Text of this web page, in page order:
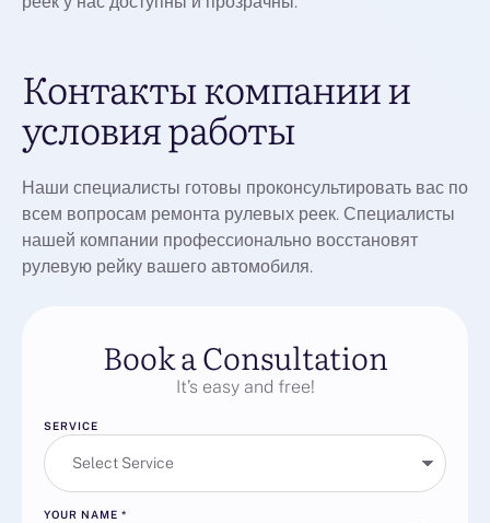
Контакты компании и
условия работы
Наши специалисты готовы проконсультировать вас по
всем вопросам ремонта рулевых реек. Специалисты
нашей компании профессионально восстановят
рулевую рейку вашего автомобиля.
Book a Consultation
It’s easy and free!
SERVICE
YOUR NAME *